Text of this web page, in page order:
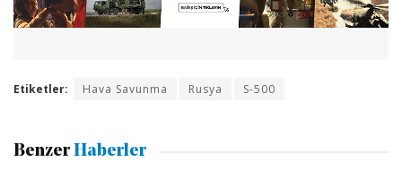
Etiketler: Hava Savunma Rusya S-500
Benzer Haberler